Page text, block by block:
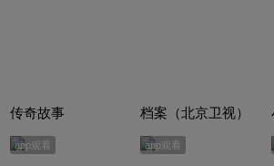
传奇故事 档案（北京卫视）
app观看 app观看